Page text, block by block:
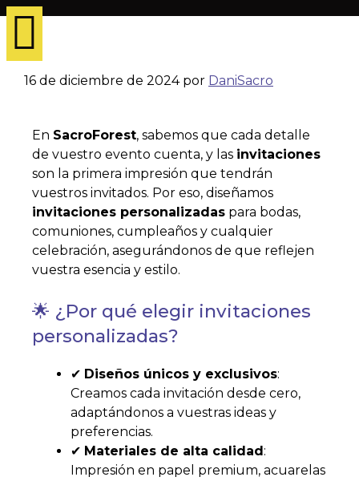
16 de diciembre de 2024 por DaniSacro
En SacroForest, sabemos que cada detalle
de vuestro evento cuenta, y las invitaciones
son la primera impresión que tendrán
vuestros invitados. Por eso, diseñamos
invitaciones personalizadas para bodas,
comuniones, cumpleaños y cualquier
celebración, asegurándonos de que reflejen
vuestra esencia y estilo.
🌟 ¿Por qué elegir invitaciones
personalizadas?
✔ Diseños únicos y exclusivos:
Creamos cada invitación desde cero,
adaptándonos a vuestras ideas y
preferencias.
✔ Materiales de alta calidad:
Impresión en papel premium, acuarelas